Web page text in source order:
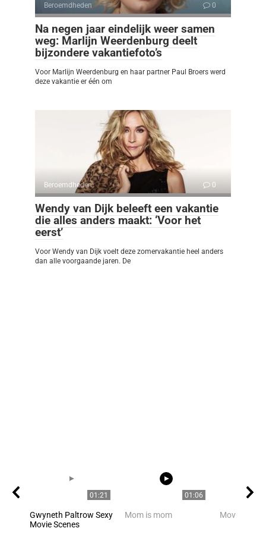
Beroemdheden 0
Na negen jaar eindelijk weer samen
weg: Marlijn Weerdenburg deelt
bijzondere vakantiefoto’s
Voor Marlijn Weerdenburg en haar partner Paul Broers werd
deze vakantie er één om
Beroemdheden 0
Wendy van Dijk beleeft een vakantie
die alles anders maakt: ‘Voor het
eerst’
Voor Wendy van Dijk voelt deze zomervakantie heel anders
dan alle voorgaande jaren. De
01:21
Gwyneth Paltrow Sexy
Movie Scenes
01:06
Mom is mom Movie Stars